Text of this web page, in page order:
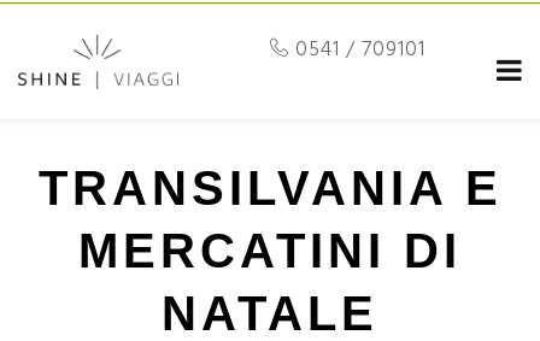
0541 / 709101
TRANSILVANIA E
MERCATINI DI
NATALE